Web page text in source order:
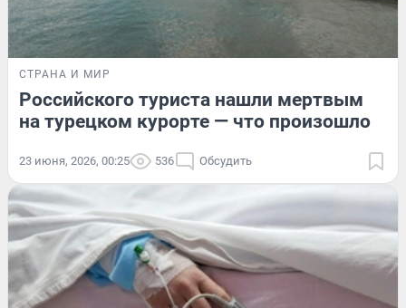
СТРАНА И МИР
Российского туриста нашли мертвым
на турецком курорте — что произошло
23 июня, 2026, 00:25 536 Обсудить